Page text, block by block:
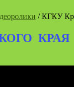
/ КГКУ
КРАЯ